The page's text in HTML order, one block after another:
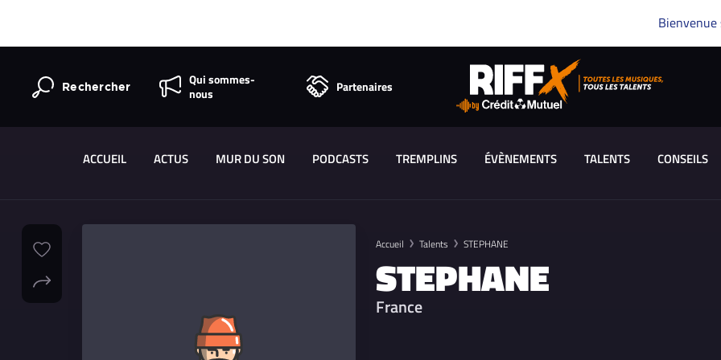
Bienvenue
Rechercher
Qui sommes-
nous
Partenaires
ACCUEIL ACTUS MUR DU SON PODCASTS TREMPLINS ÉVÈNEMENTS TALENTS CONSEILS
Accueil Talents STEPHANE
STEPHANE
France